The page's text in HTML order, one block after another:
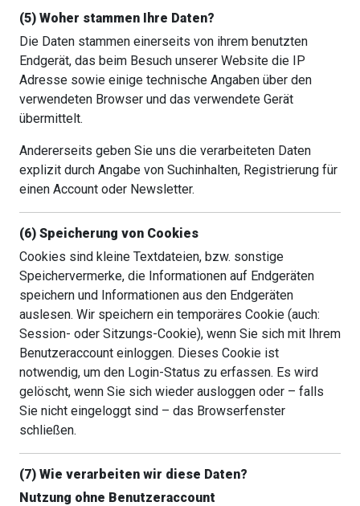
(5) Woher stammen Ihre Daten?
Die Daten stammen einerseits von ihrem benutzten
Endgerät, das beim Besuch unserer Website die IP
Adresse sowie einige technische Angaben über den
verwendeten Browser und das verwendete Gerät
übermittelt.
Andererseits geben Sie uns die verarbeiteten Daten
explizit durch Angabe von Suchinhalten, Registrierung für
einen Account oder Newsletter.
(6) Speicherung von Cookies
Cookies sind kleine Textdateien, bzw. sonstige
Speichervermerke, die Informationen auf Endgeräten
speichern und Informationen aus den Endgeräten
auslesen. Wir speichern ein temporäres Cookie (auch:
Session- oder Sitzungs-Cookie), wenn Sie sich mit Ihrem
Benutzeraccount einloggen. Dieses Cookie ist
notwendig, um den Login-Status zu erfassen. Es wird
gelöscht, wenn Sie sich wieder ausloggen oder – falls
Sie nicht eingeloggt sind – das Browserfenster
schließen.
(7) Wie verarbeiten wir diese Daten?
Nutzung ohne Benutzeraccount